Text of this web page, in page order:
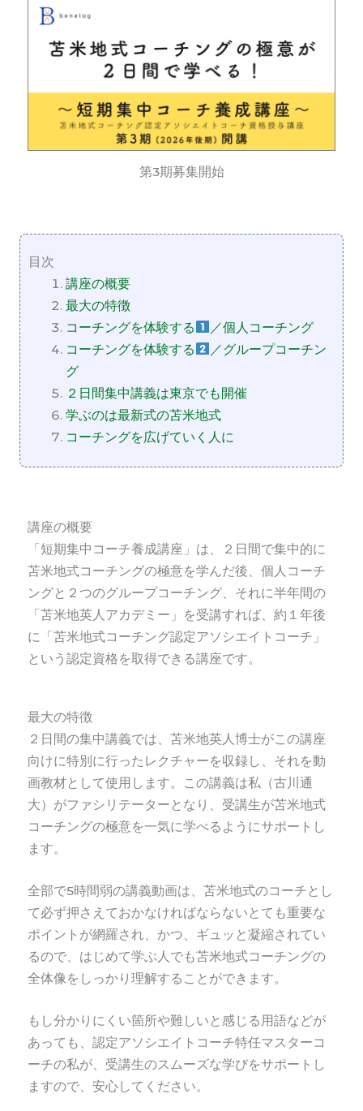
第3期募集開始
目次
講座の概要
最大の特徴
コーチングを体験する
／個人コーチング
コーチングを体験する
／グループコーチン
グ
２日間集中講義は東京でも開催
学ぶのは最新式の苫米地式
コーチングを広げていく人に
講座の概要
「短期集中コーチ養成講座」は、２日間で集中的に
苫米地式コーチングの極意を学んだ後、個人コーチ
ングと２つのグループコーチング、それに半年間の
「苫米地英人アカデミー」を受講すれば、約１年後
に「苫米地式コーチング認定アソシエイトコーチ」
という認定資格を取得できる講座です。
最大の特徴
２日間の集中講義では、苫米地英人博士がこの講座
向けに特別に行ったレクチャーを収録し、それを動
画教材として使用します。この講義は私（古川通
大）がファシリテーターとなり、受講生が苫米地式
コーチングの極意を一気に学べるようにサポートし
ます。
全部で5時間弱の講義動画は、苫米地式のコーチとし
て必ず押さえておかなければならないとても重要な
ポイントが網羅され、かつ、ギュッと凝縮されてい
るので、はじめて学ぶ人でも苫米地式コーチングの
全体像をしっかり理解することができます。
もし分かりにくい箇所や難しいと感じる用語などが
あっても、認定アソシエイトコーチ特任マスターコ
ーチの私が、受講生のスムーズな学びをサポートし
ますので、安心してください。